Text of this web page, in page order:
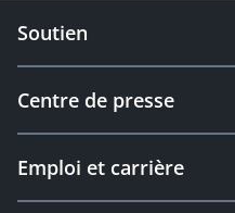
Soutien
Centre de presse
Emploi et carrière